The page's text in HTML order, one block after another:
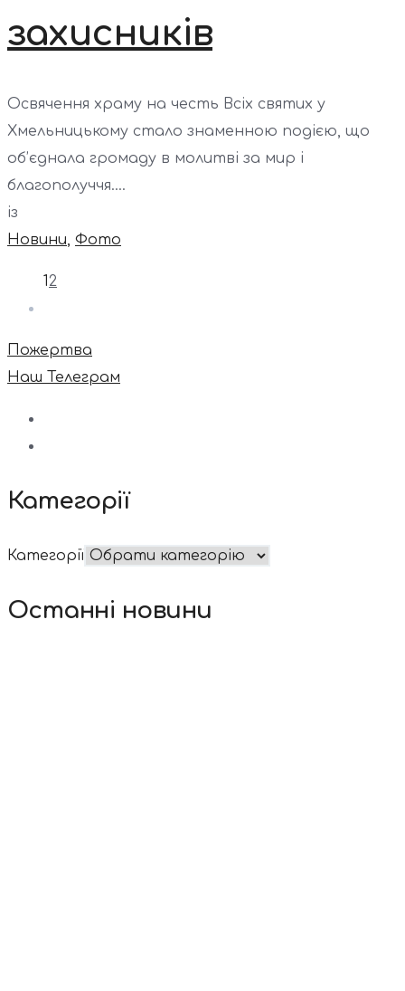
захисників
Освячення храму на честь Всіх святих у
Хмельницькому стало знаменною подією, що
об’єднала громаду в молитві за мир і
благополуччя....
із
Новини, Фото
12
Пожертва
Наш Телеграм
Категорії
Категорії
Останні новини